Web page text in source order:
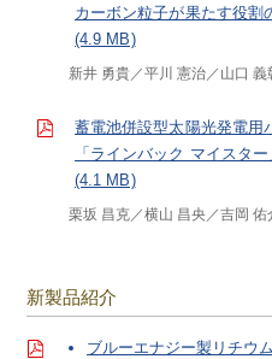
カーボン粒子が果たす役割
(4.9 MB)
新井 勇貴 平川 憲治 山口 義
蓄電池併設型太陽光発電用
「ラインバック マイスタ
(4.1 MB)
栗坂 昌克 横山 昌央 吉岡 佑
新製品紹介
ブルーエナジー製リチウ